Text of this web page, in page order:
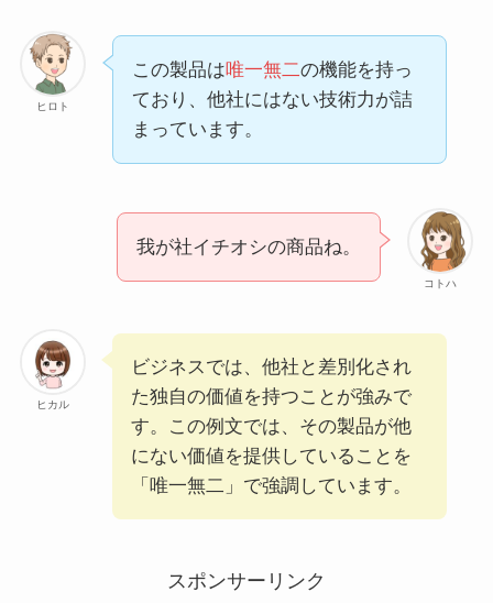
ヒロト
この製品は唯一無二の機能を持っ
ており、他社にはない技術力が詰
まっています。
コトハ
我が社イチオシの商品ね。
ヒカル
ビジネスでは、他社と差別化され
た独自の価値を持つことが強みで
す。この例文では、その製品が他
にない価値を提供していることを
「唯一無二」で強調しています。
スポンサーリンク